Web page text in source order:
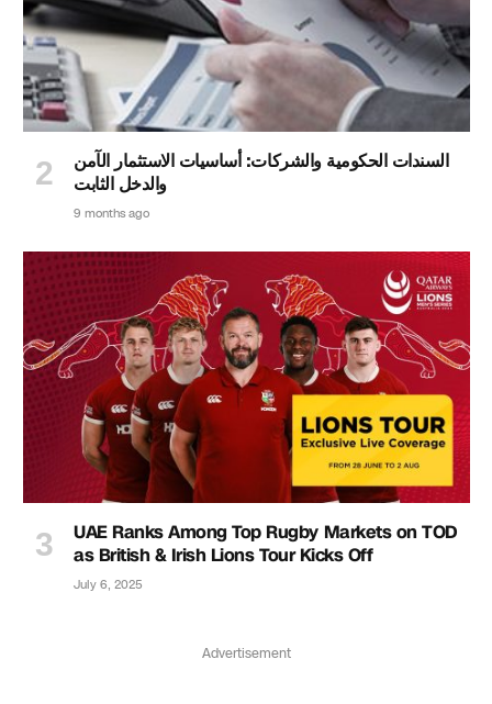
السندات الحكومية والشركات: أساسيات الاستثمار الآمن
والدخل الثابت
9 months ago
UAE Ranks Among Top Rugby Markets on TOD
as British & Irish Lions Tour Kicks Off
July 6, 2025
Advertisement